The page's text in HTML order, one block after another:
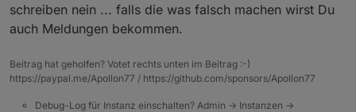
schreiben nein ... falls die was falsch machen wirst Du
auch Meldungen bekommen.
Beitrag hat geholfen? Votet rechts unten im Beitrag :-)
https://paypal.me/Apollon77 / https://github.com/sponsors/Apollon77
Debug-Log für Instanz einschalten? Admin -> Instanzen ->